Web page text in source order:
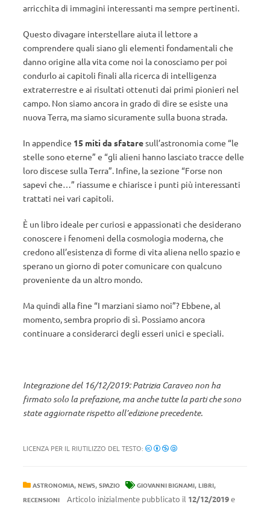
arricchita di immagini interessanti ma sempre pertinenti.
Questo divagare interstellare aiuta il lettore a
comprendere quali siano gli elementi fondamentali che
danno origine alla vita come noi la conosciamo per poi
condurlo ai capitoli finali alla ricerca di intelligenza
extraterrestre e ai risultati ottenuti dai primi pionieri nel
campo. Non siamo ancora in grado di dire se esiste una
nuova Terra, ma siamo sicuramente sulla buona strada.
In appendice 15 miti da sfataresull’astronomia come “le
stelle sono eterne” e “gli alieni hanno lasciato tracce delle
loro discese sulla Terra”. Infine, la sezione “Forse non
sapevi che…” riassume e chiarisce i punti più interessanti
trattati nei vari capitoli.
È un libro ideale per curiosi e appassionati che desiderano
conoscere i fenomeni della cosmologia moderna, che
credono all’esistenza di forme di vita aliena nello spazio e
sperano un giorno di poter comunicare con qualcuno
proveniente da un altro mondo.
Ma quindi alla fine “I marziani siamo noi”? Ebbene, al
momento, sembra proprio di sì. Possiamo ancora
continuare a considerarci degli esseri unici e speciali.
Integrazione del 16/12/2019: Patrizia Caraveo non ha
firmato solo la prefazione, ma anche tutte la parti che sono
state aggiornate rispetto all’edizione precedente.
LICENZA PER IL RIUTILIZZO DEL TESTO:
ASTRONOMIA, NEWS, SPAZIO GIOVANNI BIGNAMI, LIBRI,
RECENSIONI Articolo inizialmente pubblicato il 12/12/2019e